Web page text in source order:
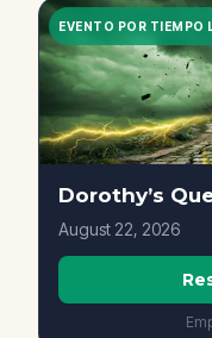
EVENTO POR TIEMPO
August 22, 2026